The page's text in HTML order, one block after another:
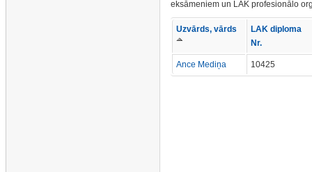
eksāmeniem un LAK profesionālo
Uzvārds, vārds
LAK diploma
Nr.
Ance Mediņa 10425